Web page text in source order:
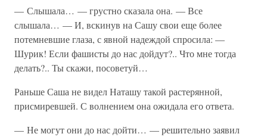
— Слышала… — грустно сказала она. — Все
слышала… — И, вскинув на Сашу свои еще более
потемневшие глаза, с явной надеждой спросила: —
Шурик! Если фашисты до нас дойдут?.. Что мне тогда
делать?.. Ты скажи, посоветуй…
Раньше Саша не видел Наташу такой растерянной,
присмиревшей. С волнением она ожидала его ответа.
— Не могут они до нас дойти… — решительно заявил